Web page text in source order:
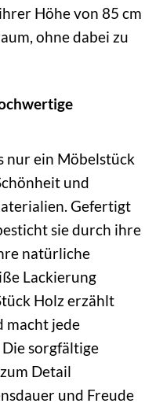
Höhe von 85 cm
ohne dabei zu
nur ein Möbelstück
und
Gefertigt
sie durch ihre
natürliche
Lackierung
Holz erzählt
macht jede
sorgfältige
Detail
und Freude